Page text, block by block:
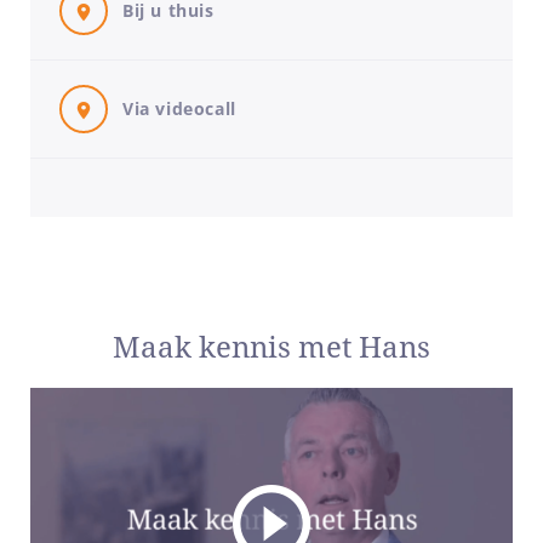
programma KIES aanbieden en volg ik met regelmaat
Mijn onderscheidende factor
Ik begeleid mensen na het beëindigen van een relatie. Er
In persoonlijke gesprekken bespreek ik simpel en duidelijk
alle zaken en hindernissen, of jullie nou vanuit een
huwelijk, een geregistreerd partnerschap of een
samenleving komt. Vaak ondersteun ik mijn uitleg met een
De financiële zaken zijn veelal gecompliceerd en deze
probeer ik met een verhaal duidelijk te maken, waarbij de
Bij u thuis
Via videocall
Maak kennis met Hans
Bekijk